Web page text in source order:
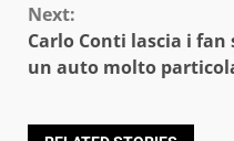
Next:
Carlo Conti lascia i
un auto molto